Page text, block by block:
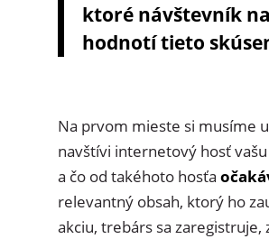
ktoré návštevník
hodnotí tieto
Na prvom mieste si musíme
navštívi internetový hosť
a čo od takéhoto hosťa
relevantný obsah, ktorý ho
akciu, trebárs sa zaregistruje,